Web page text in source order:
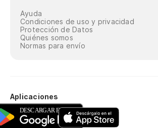
Ayuda
Condiciones de uso y privacidad
Protección de Datos
Quiénes somos
Normas para envío
Aplicaciones